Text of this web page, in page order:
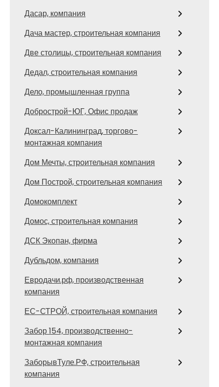
Дасар, компания
Дача мастер, строительная компания
Две столицы, строительная компания
Дедал, строительная компания
Дело, промышленная группа
Добрострой-ЮГ, Офис продаж
Доксал-Калининград, торгово-
монтажная компания
Дом Мечты, строительная компания
Дом Построй, строительная компания
Домокомплект
Домос, строительная компания
ДСК Экопан, фирма
Дубльдом, компания
Евродачи.рф, производственная
компания
ЕС-СТРОЙ, строительная компания
Забор 154, производственно-
монтажная компания
ЗаборывТуле.РФ, строительная
компания